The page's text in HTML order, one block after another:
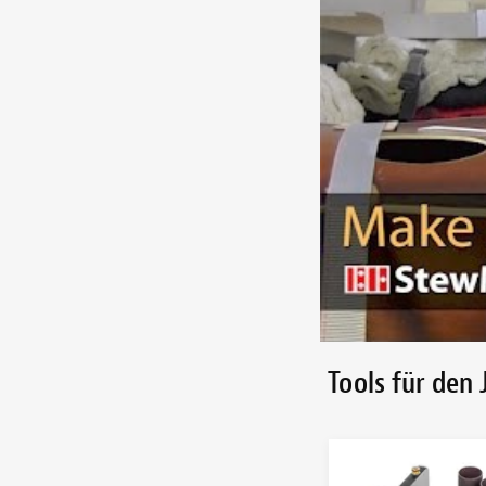
Tools für den